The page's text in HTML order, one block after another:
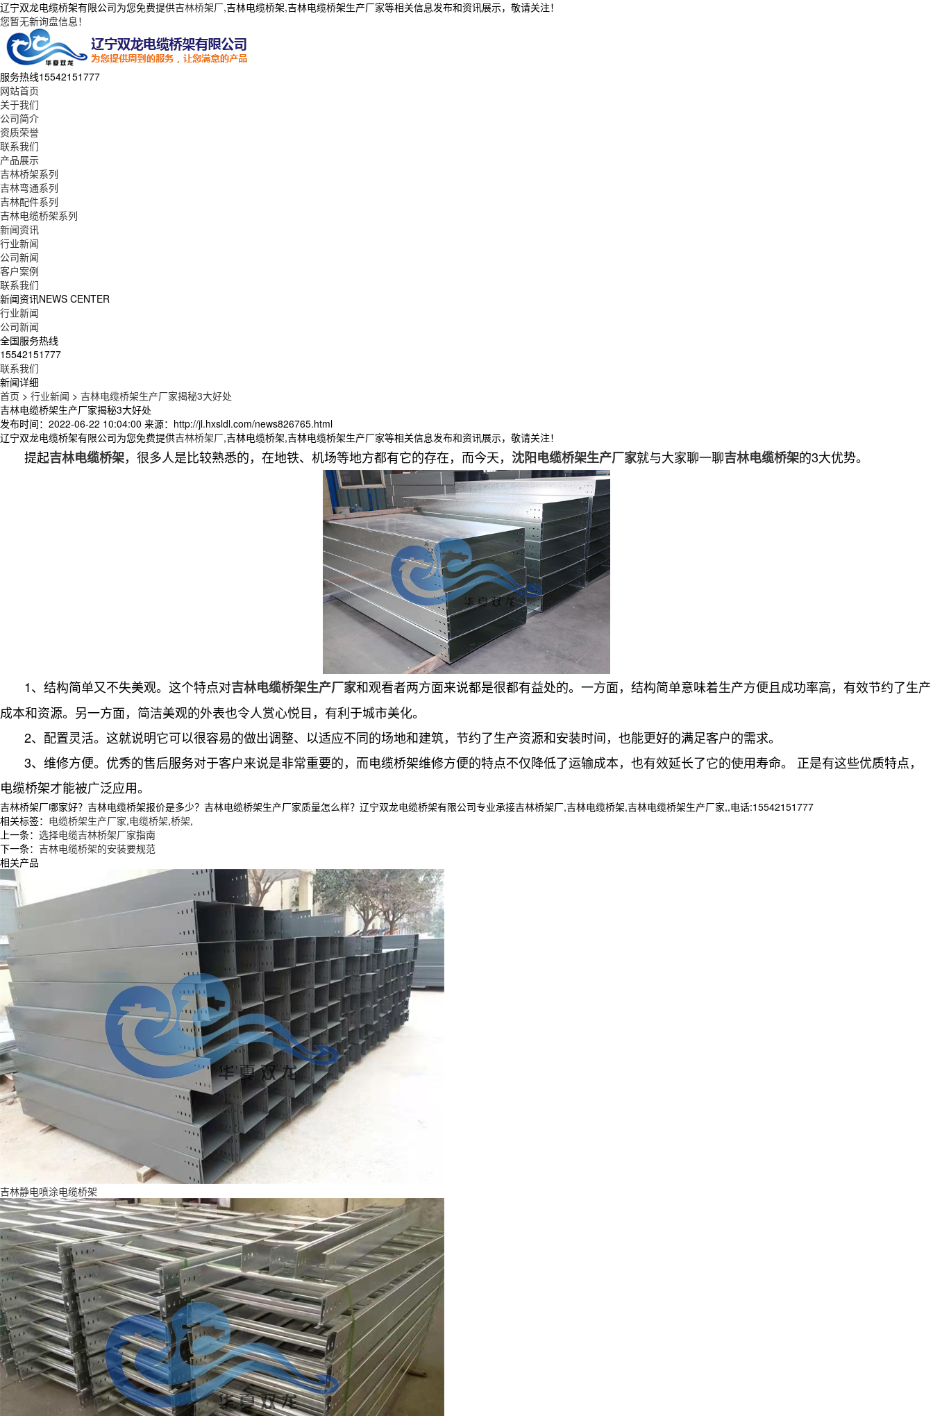
辽宁双龙电缆桥架有限公司为您免费提供吉林桥架厂,吉林电缆桥架,吉林电缆桥架生产厂家等相关信息发布和资讯展示，敬请关注！
您暂无新询盘信息！
服务热线15542151777
网站首页
关于我们
公司简介
资质荣誉
联系我们
产品展示
吉林桥架系列
吉林弯通系列
吉林配件系列
吉林电缆桥架系列
新闻资讯
行业新闻
公司新闻
客户案例
联系我们
新闻资讯NEWS CENTER
行业新闻
公司新闻
全国服务热线
15542151777
联系我们
新闻详细
首页 > 行业新闻 > 吉林电缆桥架生产厂家揭秘3大好处
吉林电缆桥架生产厂家揭秘3大好处
发布时间：2022-06-22 10:04:00 来源：http://jl.hxsldl.com/news826765.html
辽宁双龙电缆桥架有限公司为您免费提供吉林桥架厂,吉林电缆桥架,吉林电缆桥架生产厂家等相关信息发布和资讯展示，敬请关注！
提起吉林电缆桥架，很多人是比较熟悉的，在地铁、机场等地方都有它的存在，而今天， 沈阳电缆桥架生产厂家就与大家聊一聊吉林电缆桥架的3大优势。
1、结构简单又不失美观。这个特点对吉林电缆桥架生产厂家和观看者两方面来说都是很都有益处的。一方面，结构简单意味着生产方便且成功率高，有效节约了生产
成本和资源。另一方面，简洁美观的外表也令人赏心悦目，有利于城市美化。
2、配置灵活。这就说明它可以很容易的做出调整、以适应不同的场地和建筑，节约了生产资源和安装时间，也能更好的满足客户的需求。
3、维修方便。优秀的售后服务对于客户来说是非常重要的，而电缆桥架维修方便的特点不仅降低了运输成本，也有效延长了它的使用寿命。 正是有这些优质特点，
电缆桥架才能被广泛应用。
吉林桥架厂哪家好？吉林电缆桥架报价是多少？吉林电缆桥架生产厂家质量怎么样？辽宁双龙电缆桥架有限公司专业承接吉林桥架厂,吉林电缆桥架,吉林电缆桥架生产厂家,,电话:15542151777
相关标签： 电缆桥架生产厂家,电缆桥架,桥架,
上一条： 选择电缆吉林桥架厂家指南
下一条： 吉林电缆桥架的安装要规范
相关产品
吉林静电喷涂电缆桥架